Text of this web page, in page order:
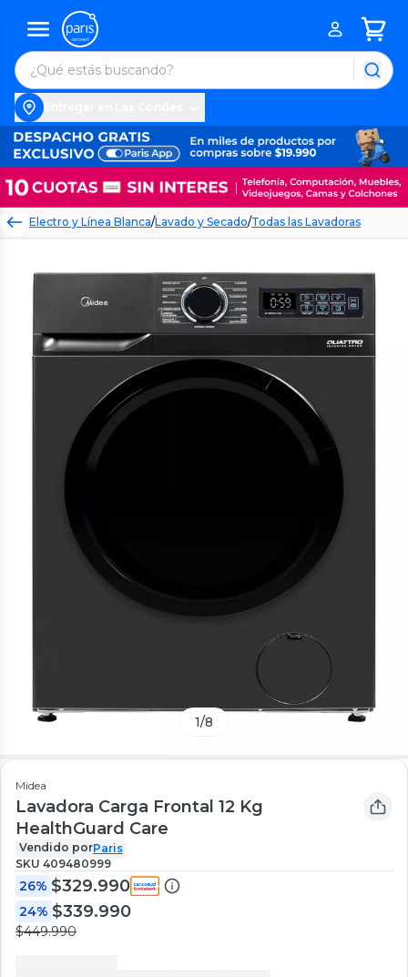
Electro y Línea Blanca/Lavado y Secado/Todas las Lavadoras
1/8
Midea
Lavadora Carga Frontal 12 Kg
HealthGuard Care
Vendido porParis
SKU 409480999
26% $329.990
24% $339.990
$449.990